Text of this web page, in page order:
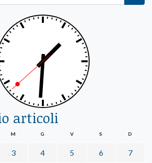
articoli
M G V S D
3 4 5 6 7